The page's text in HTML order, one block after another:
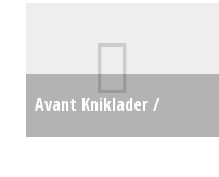
Avant Kniklader /